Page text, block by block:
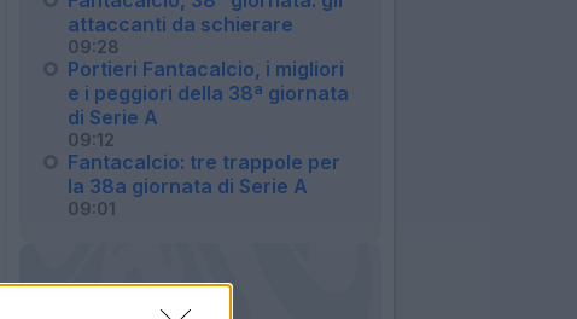
attaccanti da schierare
09:28
Portieri Fantacalcio, i migliori
e i peggiori della 38ª giornata
di Serie A
09:12
Fantacalcio: tre trappole per
la 38a giornata di Serie A
09:01